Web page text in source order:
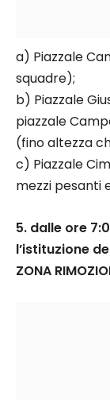
a) Piazzale
squadre);
b) Piazzale
piazzale
(fino altezza
c) Piazzale
mezzi pesanti
5. dalle ore
l’istituzione del
ZONA